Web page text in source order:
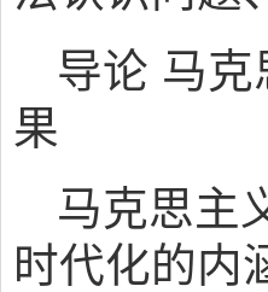
导论 马
果
马克思主
时代化的内